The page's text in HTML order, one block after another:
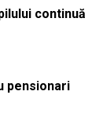
continuă
pensionari